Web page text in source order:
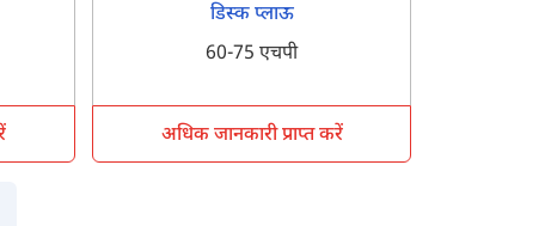
डिस्क प्लाऊ
60-75 एचपी
अधिक जानकारी प्राप्त करें